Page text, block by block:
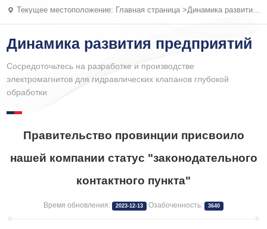
Текущее местоположение: Главная страница >Динамика развития
Динамика развития предприятий
Сосредоточьтесь на разработке и производстве
электромагнитов для гидравлических клапанов глубокой
обработки
Правительство провинции присвоило
нашей компании статус "законодательного
контактного пункта"
Время обновления: 2023-12-13 Озабоченность: 3640